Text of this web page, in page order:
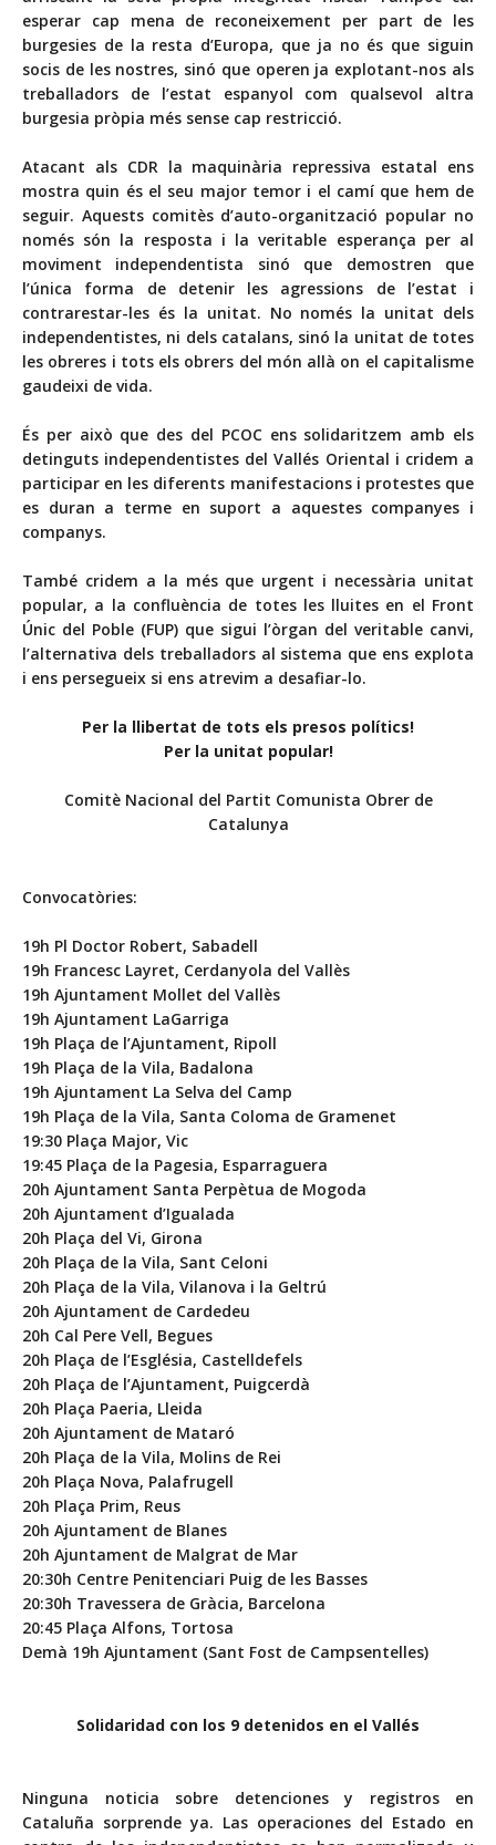
esperar cap mena de reconeixement per part de les
burgesies de la resta d’Europa, que ja no és que siguin
socis de les nostres, sinó que operen ja explotant-nos als
treballadors de l’estat espanyol com qualsevol altra
burgesia pròpia més sense cap restricció.
Atacant als CDR la maquinària repressiva estatal ens
mostra quin és el seu major temor i el camí que hem de
seguir. Aquests comitès d’auto-organització popular no
només són la resposta i la veritable esperança per al
moviment independentista sinó que demostren que
l’única forma de detenir les agressions de l’estat i
contrarestar-les és la unitat. No només la unitat dels
independentistes, ni dels catalans, sinó la unitat de totes
les obreres i tots els obrers del món allà on el capitalisme
gaudeixi de vida.
És per això que des del PCOC ens solidaritzem amb els
detinguts independentistes del Vallés Oriental i cridem a
participar en les diferents manifestacions i protestes que
es duran a terme en suport a aquestes companyes i
companys.
També cridem a la més que urgent i necessària unitat
popular, a la confluència de totes les lluites en el Front
Únic del Poble (FUP) que sigui l’òrgan del veritable canvi,
l’alternativa dels treballadors al sistema que ens explota
i ens persegueix si ens atrevim a desafiar-lo.
Per la llibertat de tots els presos polítics!
Per la unitat popular!
Comitè Nacional del Partit Comunista Obrer de
Catalunya
Convocatòries:
19h Pl Doctor Robert, Sabadell
19h Francesc Layret, Cerdanyola del Vallès
19h Ajuntament Mollet del Vallès
19h Ajuntament LaGarriga
19h Plaça de l’Ajuntament, Ripoll
19h Plaça de la Vila, Badalona
19h Ajuntament La Selva del Camp
19h Plaça de la Vila, Santa Coloma de Gramenet
19:30 Plaça Major, Vic
19:45 Plaça de la Pagesia, Esparraguera
20h Ajuntament Santa Perpètua de Mogoda
20h Ajuntament d’Igualada
20h Plaça del Vi, Girona
20h Plaça de la Vila, Sant Celoni
20h Plaça de la Vila, Vilanova i la Geltrú
20h Ajuntament de Cardedeu
20h Cal Pere Vell, Begues
20h Plaça de l’Església, Castelldefels
20h Plaça de l’Ajuntament, Puigcerdà
20h Plaça Paeria, Lleida
20h Ajuntament de Mataró
20h Plaça de la Vila, Molins de Rei
20h Plaça Nova, Palafrugell
20h Plaça Prim, Reus
20h Ajuntament de Blanes
20h Ajuntament de Malgrat de Mar
20:30h Centre Penitenciari Puig de les Basses
20:30h Travessera de Gràcia, Barcelona
20:45 Plaça Alfons, Tortosa
Demà 19h Ajuntament (Sant Fost de Campsentelles)
Solidaridad con los 9 detenidos en el Vallés
Ninguna noticia sobre detenciones y registros en
Cataluña sorprende ya. Las operaciones del Estado en